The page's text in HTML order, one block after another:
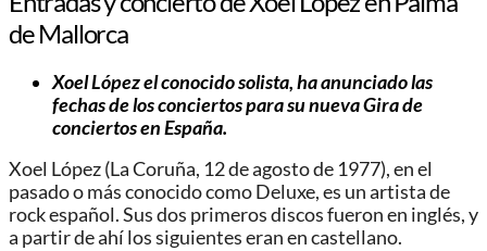
de Mallorca
Xoel López el conocido solista, ha anunciado las
fechas de los conciertos para su nueva Gira de
conciertos en España.
Xoel López (La Coruña, 12 de agosto de 1977), en el
pasado o más conocido como Deluxe, es un artista de
rock español. Sus dos primeros discos fueron en inglés, y
a partir de ahí los siguientes eran en castellano.